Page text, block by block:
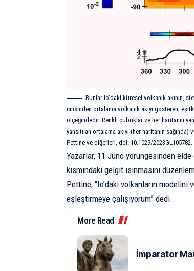
Bunlar Io’daki küresel volkanik akının,
cinsinden ortalama volkanik akıyı gösteren,
ölçeğindedir. Renkli çubuklar ve her haritanın
yansıtılan ortalama akıyı (her haritanın
Pettine ve diğerleri, doi: 10.1029/2023GL105782.
Yazarlar, 11 Juno yörüngesinden
kısmındaki gelgit ısınmasını
Pettine, “Io’daki volkanların modelini
eşleştirmeye çalışıyorum” dedi.
More Read
İmparator